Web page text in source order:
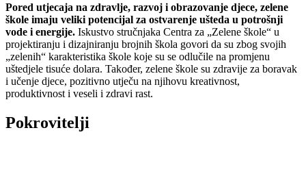
Pored utjecaja na zdravlje, razvoj i obrazovanje djece, zelene
škole imaju veliki potencijal za ostvarenje ušteda u potrošnji
vode i energije. Iskustvo stručnjaka Centra za „Zelene škole“ u
projektiranju i dizajniranju brojnih škola govori da su zbog svojih
„zelenih“ karakteristika škole koje su se odlučile na promjenu
uštedjele tisuće dolara. Također, zelene škole su zdravije za boravak
i učenje djece, pozitivno utječu na njihovu kreativnost,
produktivnost i veseli i zdravi rast.
Pokrovitelji